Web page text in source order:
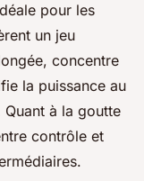
pour les
un jeu
concentre
la puissance au
à la goutte
contrôle et